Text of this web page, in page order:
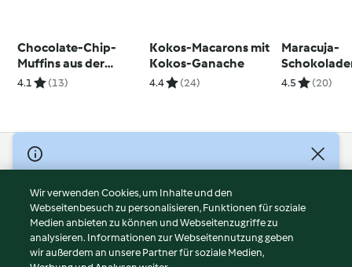
Chocolate-Chip-
Muffins aus der
Thermomix® TM6
4.1 (13)
Kokos-Macarons mit
Kokos-Ganache
4.4 (24)
Maracuja-
Ganache
4.5 (20)
© Copyright 2026
Nutzungsbedingungen
Datenschutzrichtlinien
Disclaimer
Impressum
Wir verwenden Cookies, um Inhalte und den
Webseitenbesuch zu personalisieren, Funktionen für soziale
Medien anbieten zu können und Webseitenzugriffe zu
analysieren. Informationen zur Webseitennutzung geben
wir außerdem an unsere Partner für soziale Medien,